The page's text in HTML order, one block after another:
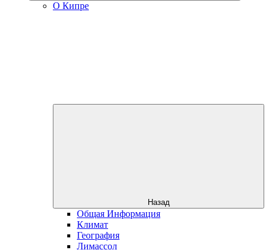
О Кипре
Назад
Общая Информация
Климат
География
Лимассол